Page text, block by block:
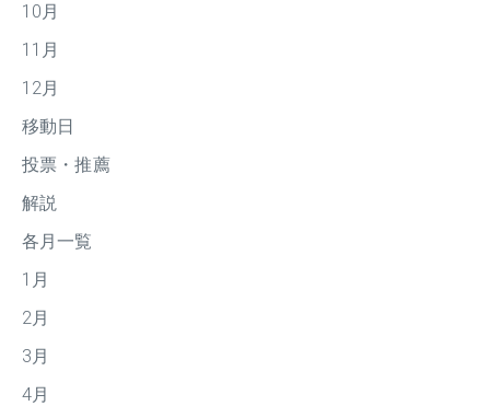
10月
11月
12月
移動日
投票・推薦
解説
各月一覧
1月
2月
3月
4月